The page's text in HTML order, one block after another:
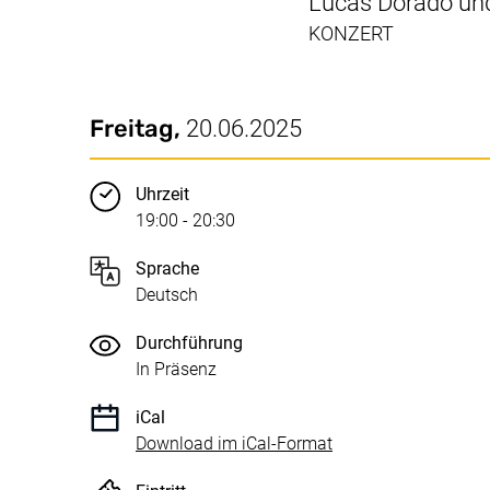
KONZERT
Wichtige Details
Datum / Dauer:
Freitag, 20.06.2025
Uhrzeit
19:00 - 20:30
Sprache
Deutsch
Durchführung
In Präsenz
iCal
Download im iCal-Format, 1 KB (öffnet neues